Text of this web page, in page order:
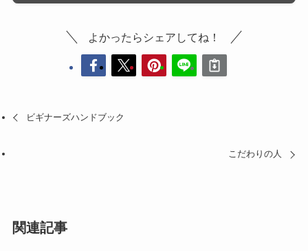
よかったらシェアしてね！
ビギナーズハンドブック
こだわりの人
関連記事